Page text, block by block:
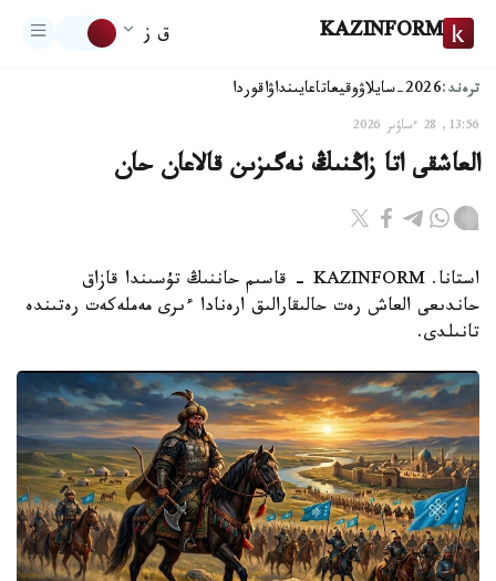
KAZINFORM ق ز
ترەند:2026-سايلاۋ وقيعاتاعايىنداۋاقوردا
13:56, 28 ءساۋىر 2026
العاشقى اتا زاڭنىڭ نەگىزىن قالاعان حان
استانا. KAZINFORM – قاسىم حاننىڭ تۇسىندا قازاق
حاندىعى العاش رەت حالىقارالىق ارەنادا ءىرى مەملەكەت رەتىندە
تانىلدى.